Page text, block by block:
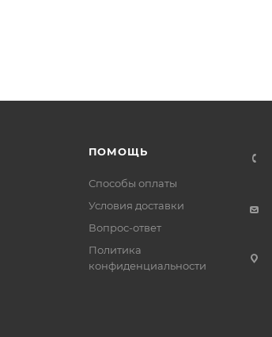
ПОМОЩЬ
Способы оплаты
Условия доставки
Вопрос-ответ
Политика
конфиденциальности